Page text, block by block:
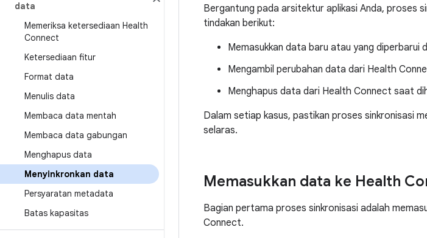
data
Memeriksa ketersediaan Health
Connect
Ketersediaan fitur
Format data
Menulis data
Membaca data mentah
Membaca data gabungan
Menghapus data
Menyinkronkan data
Persyaratan metadata
Batas kapasitas
Bergantung pada arsitektur aplikasi Anda, proses
tindakan berikut:
Memasukkan data baru atau yang
Mengambil perubahan data dari Health
Menghapus data dari Health Connect saat
Dalam setiap kasus, pastikan proses sinkronisasi
selaras.
Memasukkan data ke Health
Bagian pertama proses sinkronisasi adalah
Connect.